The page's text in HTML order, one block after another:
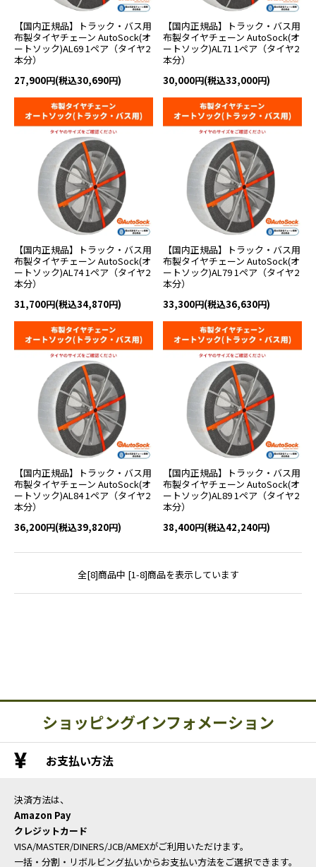
【国内正規品】トラック・バス用
布製タイヤチェーン AutoSock(オ
ートソック)AL69 1ペア（タイヤ2
本分）
27,900円(税込30,690円)
【国内正規品】トラック・バス用
布製タイヤチェーン AutoSock(オ
ートソック)AL71 1ペア（タイヤ2
本分）
30,000円(税込33,000円)
【国内正規品】トラック・バス用
布製タイヤチェーン AutoSock(オ
ートソック)AL74 1ペア（タイヤ2
本分）
31,700円(税込34,870円)
【国内正規品】トラック・バス用
布製タイヤチェーン AutoSock(オ
ートソック)AL79 1ペア（タイヤ2
本分）
33,300円(税込36,630円)
【国内正規品】トラック・バス用
布製タイヤチェーン AutoSock(オ
ートソック)AL84 1ペア（タイヤ2
本分）
36,200円(税込39,820円)
【国内正規品】トラック・バス用
布製タイヤチェーン AutoSock(オ
ートソック)AL89 1ペア（タイヤ2
本分）
38,400円(税込42,240円)
全[8]商品中 [1-8]商品を表示しています
ショッピングインフォメーション
お支払い方法
決済方法は、
Amazon Pay
クレジットカード
VISA/MASTER/DINERS/JCB/AMEXがご利用いただけます。
一括・分割・リボルビング払いからお支払い方法をご選択できます。